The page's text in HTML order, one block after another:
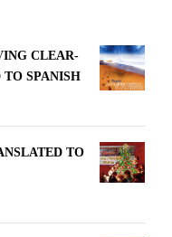
CLEAR-
TO SPANISH
TO